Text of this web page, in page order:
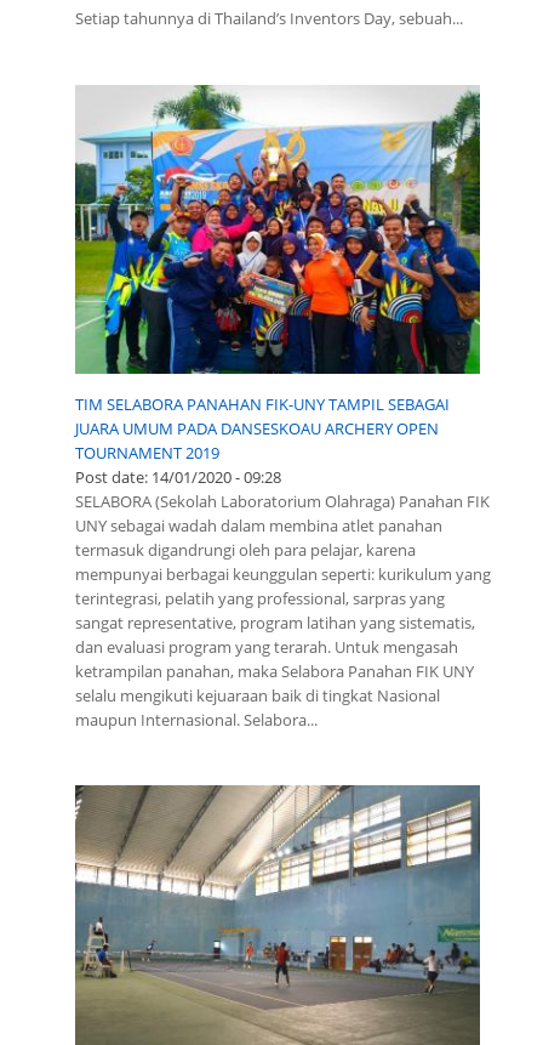
Setiap tahunnya di Thailand’s Inventors Day, sebuah...
TIM SELABORA PANAHAN FIK-UNY TAMPIL SEBAGAI
JUARA UMUM PADA DANSESKOAU ARCHERY OPEN
TOURNAMENT 2019
Post date: 14/01/2020 - 09:28
SELABORA (Sekolah Laboratorium Olahraga) Panahan FIK
UNY sebagai wadah dalam membina atlet panahan
termasuk digandrungi oleh para pelajar, karena
mempunyai berbagai keunggulan seperti: kurikulum yang
terintegrasi, pelatih yang professional, sarpras yang
sangat representative, program latihan yang sistematis,
dan evaluasi program yang terarah. Untuk mengasah
ketrampilan panahan, maka Selabora Panahan FIK UNY
selalu mengikuti kejuaraan baik di tingkat Nasional
maupun Internasional. Selabora...